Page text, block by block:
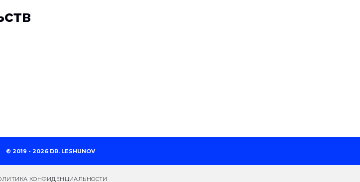
© 2019 - 2026 DR. LESHUNOV
КОНФИДЕНЦИАЛЬНОСТИ